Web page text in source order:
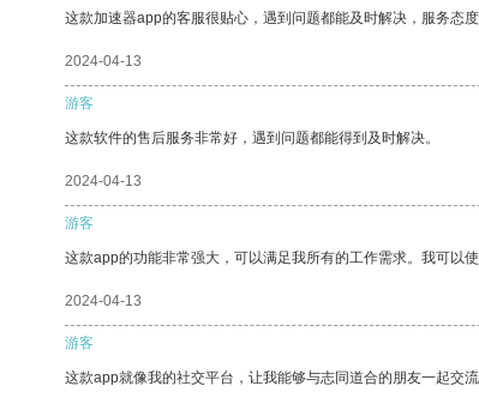
这款加速器app的客服很贴心，遇到问题都能及时解决，服务态度
2024-04-13
游客
这款软件的售后服务非常好，遇到问题都能得到及时解决。
2024-04-13
游客
这款app的功能非常强大，可以满足我所有的工作需求。我可以
2024-04-13
游客
这款app就像我的社交平台，让我能够与志同道合的朋友一起交流